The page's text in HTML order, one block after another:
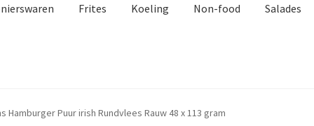
Frites Koeling Non-food Salades
Hamburger Puur irish Rundvlees Rauw 48 x 113 gram